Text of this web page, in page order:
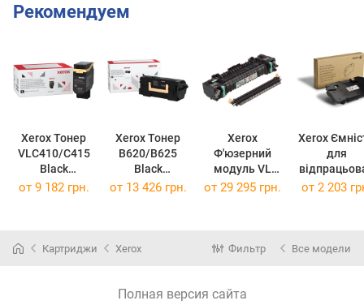
Рекомендуем
Xerox Тонер
VLC410/C415
Black
(006R04764)
Xerox Тонер
B620/B625
Black
006R04673
Xerox
Ф'юзерний
модуль VL
B405
Xerox
для
ого
от 9 182 грн. от 13 426 грн. от 29 295 грн. от 2 203
Картриджи Xerox Фильтр Все модели
Полная версия сайта